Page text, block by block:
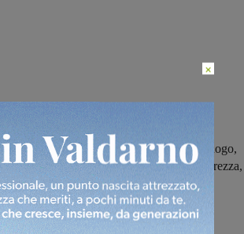
Gli automobilisti, di 38 e 29 anni del luogo,
ai fatti. Oltre a calci e pugni anche parabrezza,
distrutti. Sul posto, chiamati dai
i carabinieri della compagnia di Figline
×